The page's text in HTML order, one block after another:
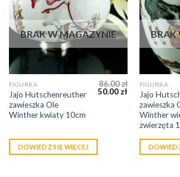
BRAK W MAGAZYNIE
FIGURKA
Jajo Hutschenreuther
zawieszka Ole
Winther kwiaty 10cm
86.00zł
50.00 zł
DOWIEDZ SIĘ WIĘCEJ
BRAK
FIGURKA
Jajo
zawieszka
Winther
zwierzęta